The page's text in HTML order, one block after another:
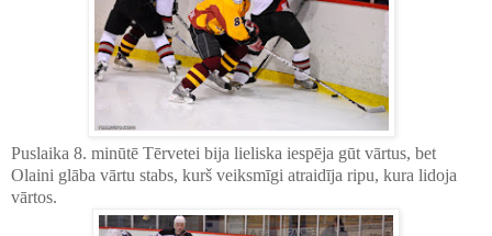
Puslaika 8. minūtē Tērvetei bija lieliska iespēja gūt vārtus, bet
Olaini glāba vārtu stabs, kurš veiksmīgi atraidīja ripu, kura lidoja
vārtos.